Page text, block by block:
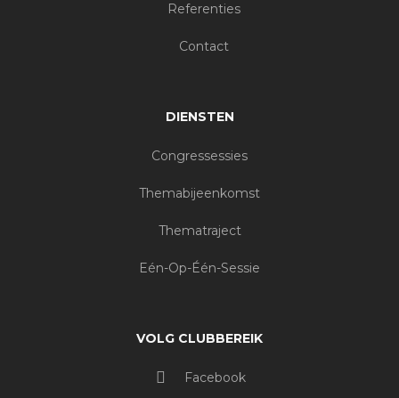
Referenties
Contact
DIENSTEN
Congressessies
Themabijeenkomst
Thematraject
Eén-Op-Één-Sessie
VOLG CLUBBEREIK
Facebook